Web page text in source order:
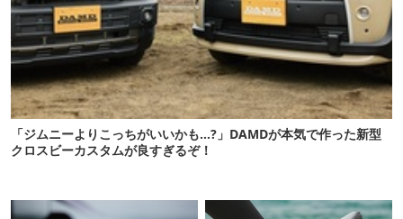
「ジムニーよりこっちがいいかも…?」DAMDが本気で作った新型
クロスビーカスタムが良すぎるぞ！